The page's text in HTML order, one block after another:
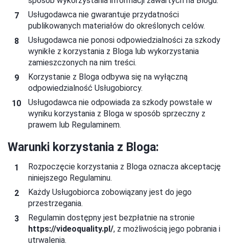
Usługodawca nie gwarantuje przydatności
publikowanych materiałów do określonych celów.
Usługodawca nie ponosi odpowiedzialności za szkody
wynikłe z korzystania z Bloga lub wykorzystania
zamieszczonych na nim treści.
Korzystanie z Bloga odbywa się na wyłączną
odpowiedzialność Usługobiorcy.
Usługodawca nie odpowiada za szkody powstałe w
wyniku korzystania z Bloga w sposób sprzeczny z
prawem lub Regulaminem.
Warunki korzystania z Bloga:
Rozpoczęcie korzystania z Bloga oznacza akceptację
niniejszego Regulaminu.
Każdy Usługobiorca zobowiązany jest do jego
przestrzegania.
Regulamin dostępny jest bezpłatnie na stronie
https://videoquality.pl/, z możliwością jego pobrania i
utrwalenia.